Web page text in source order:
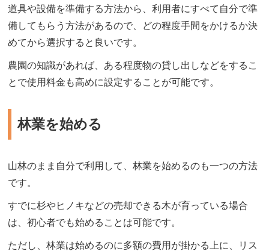
道具や設備を準備する方法から、利用者にすべて自分で準
備してもらう方法があるので、どの程度手間をかけるか決
めてから選択すると良いです。
農園の知識があれば、ある程度物の貸し出しなどをするこ
とで使用料金も高めに設定することが可能です。
林業を始める
山林のまま自分で利用して、林業を始めるのも一つの方法
です。
すでに杉やヒノキなどの売却できる木が育っている場合
は、初心者でも始めることは可能です。
ただし、林業は始めるのに多額の費用が掛かる上に、リス